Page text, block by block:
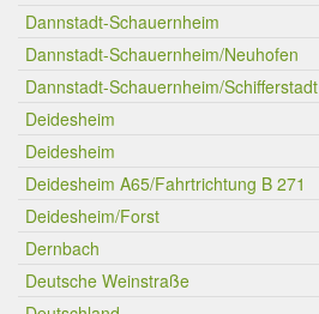
Dannstadt-Schauernheim
Dannstadt-Schauernheim/Neuhofen
Dannstadt-Schauernheim/Schifferstadt
Deidesheim
Deidesheim
Deidesheim A65/Fahrtrichtung B 271
Deidesheim/Forst
Dernbach
Deutsche Weinstraße